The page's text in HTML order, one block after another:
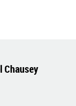
Chausey